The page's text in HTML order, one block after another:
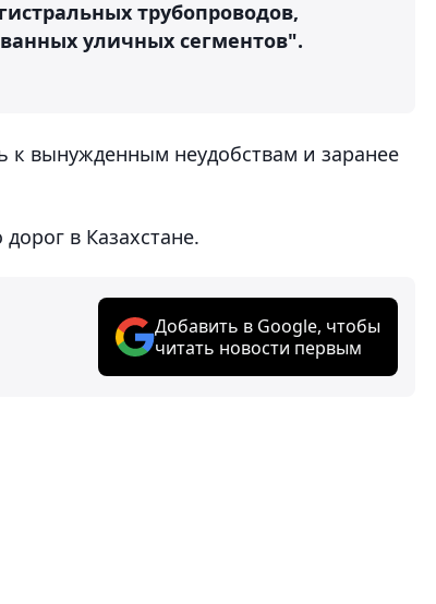
трубопроводов,
уличных сегментов".
к вынужденным неудобствам и заранее
в Казахстане.
Добавить в Google, чтобы
читать новости первым